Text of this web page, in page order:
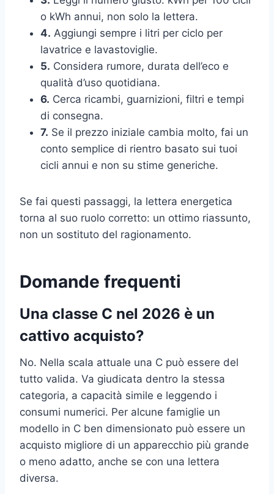
o kWh annui, non solo la lettera.
4. Aggiungi sempre i litri per ciclo per
lavatrice e lavastoviglie.
5. Considera rumore, durata dell’eco e
qualità d’uso quotidiana.
6. Cerca ricambi, guarnizioni, filtri e tempi
di consegna.
7. Se il prezzo iniziale cambia molto, fai un
conto semplice di rientro basato sui tuoi
cicli annui e non su stime generiche.
Se fai questi passaggi, la lettera energetica
torna al suo ruolo corretto: un ottimo riassunto,
non un sostituto del ragionamento.
Domande frequenti
Una classe C nel 2026 è un
cattivo acquisto?
No. Nella scala attuale una C può essere del
tutto valida. Va giudicata dentro la stessa
categoria, a capacità simile e leggendo i
consumi numerici. Per alcune famiglie un
modello in C ben dimensionato può essere un
acquisto migliore di un apparecchio più grande
o meno adatto, anche se con una lettera
diversa.